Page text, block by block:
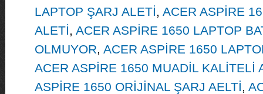
LAPTOP ŞARJ ALETİ, ACER ASPİRE
ALETİ, ACER ASPİRE 1650 LAPTOP
OLMUYOR, ACER ASPİRE 1650
ACER ASPİRE 1650 MUADİL KALİTELİ
ASPİRE 1650 ORİJİNAL ŞARJ AELTİ,